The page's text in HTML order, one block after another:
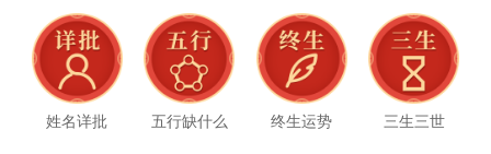
姓名详批 五行缺什么 终生运势 三生三世